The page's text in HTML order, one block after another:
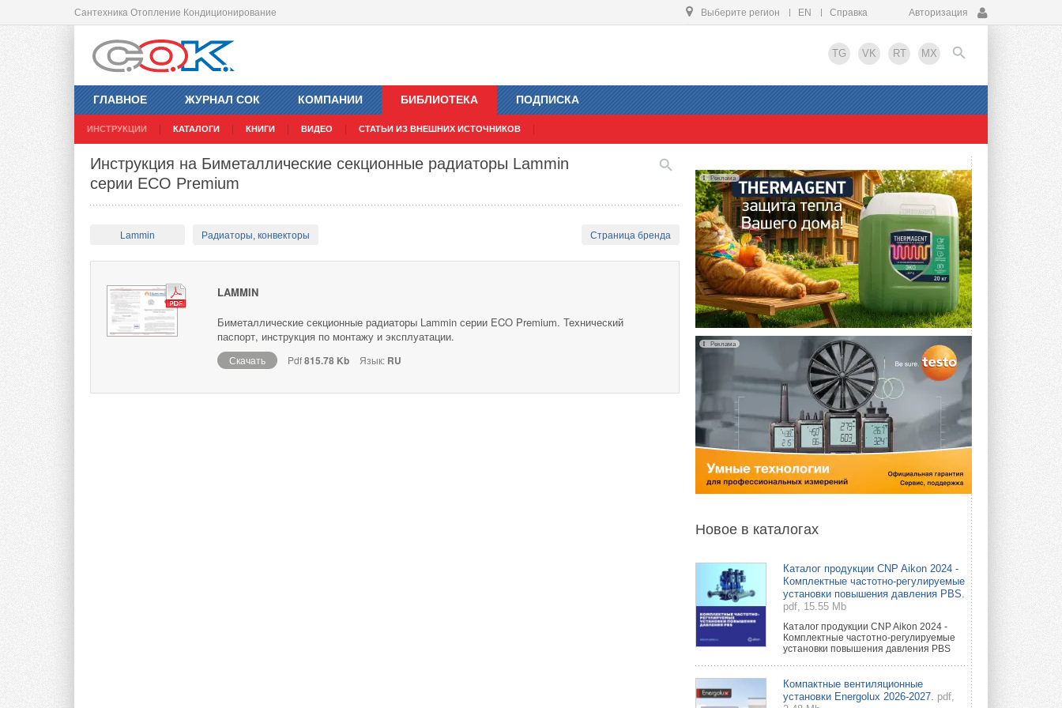
Сантехника Отопление Кондиционирование Выберите регион EN Справка Авторизация
TG VK RT MX
ГЛАВНОЕ ЖУРНАЛ СОК КОМПАНИИ БИБЛИОТЕКА
ИНСТРУКЦИИ КАТАЛОГИ КНИГИ ВИДЕО СТАТЬИ ИЗ ВНЕШНИХ ИСТОЧНИКОВ
ПОДПИСКА
EN
Инструкция на Биметаллические секционные радиаторы Lammin
серии ECO Premium
Lammin Радиаторы, конвекторы Страница бренда
LAMMIN
Биметаллические секционные радиаторы Lammin серии ECO Premium. Технический
паспорт, инструкция по монтажу и эксплуатации.
Скачать Pdf815.78 Kb Язык: RU
Реклама
Реклама
Новое в каталогах
Каталог продукции CNP Aikon 2024 -
Комплектные частотно-регулируемые
установки повышения давления PBS.
pdf, 15.55 Mb
Каталог продукции CNP Aikon 2024 -
Комплектные частотно-регулируемые
установки повышения давления PBS
Компактные вентиляционные
установки Energolux 2026-2027. pdf,